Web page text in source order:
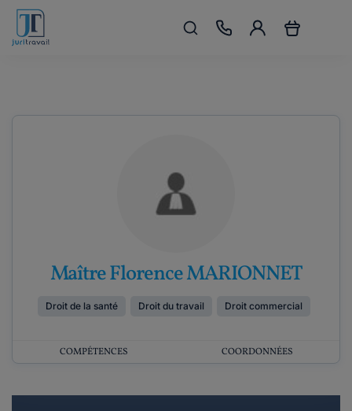
Maître Florence MARIONNET
Droit de la santé Droit du travail Droit commercial
COMPÉTENCES COORDONNÉES